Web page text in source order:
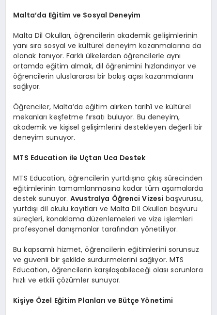
Malta’da Eğitim ve Sosyal Deneyim
Malta Dil Okulları, öğrencilerin akademik gelişimlerinin
yanı sıra sosyal ve kültürel deneyim kazanmalarına da
olanak tanıyor. Farklı ülkelerden öğrencilerle aynı
ortamda eğitim almak, dil öğrenimini hızlandırıyor ve
öğrencilerin uluslararası bir bakış açısı kazanmalarını
sağlıyor.
Öğrenciler, Malta’da eğitim alırken tarihî ve kültürel
mekanları keşfetme fırsatı buluyor. Bu deneyim,
akademik ve kişisel gelişimlerini destekleyen değerli bir
deneyim sunuyor.
MTS Education ile Uçtan Uca Destek
MTS Education, öğrencilerin yurtdışına çıkış sürecinden
eğitimlerinin tamamlanmasına kadar tüm aşamalarda
destek sunuyor.Avustralya Öğrenci Vizesi başvurusu,
yurtdışı dil okulu kayıtları ve Malta Dil Okulları başvuru
süreçleri, konaklama düzenlemeleri ve vize işlemleri
profesyonel danışmanlar tarafından yönetiliyor.
Bu kapsamlı hizmet, öğrencilerin eğitimlerini sorunsuz
ve güvenli bir şekilde sürdürmelerini sağlıyor. MTS
Education, öğrencilerin karşılaşabileceği olası sorunlara
hızlı ve etkili çözümler sunuyor.
Kişiye Özel Eğitim Planları ve Bütçe Yönetimi